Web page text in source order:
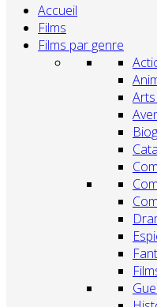
Accueil
Films
Films par genre